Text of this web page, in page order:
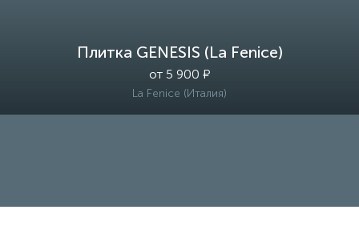
Плитка GENESIS (La Fenice)
от 5 900 ₽
La Fenice (Италия)